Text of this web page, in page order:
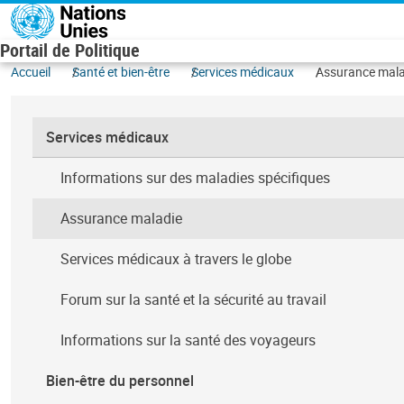
Aller au contenu principal
Portail de Politique
Accueil Santé et bien-être Services médicaux Assurance
Services médicaux
Informations sur des maladies spécifiques
Assurance maladie
Services médicaux à travers le globe
Forum sur la santé et la sécurité au travail
Informations sur la santé des voyageurs
Bien-être du personnel